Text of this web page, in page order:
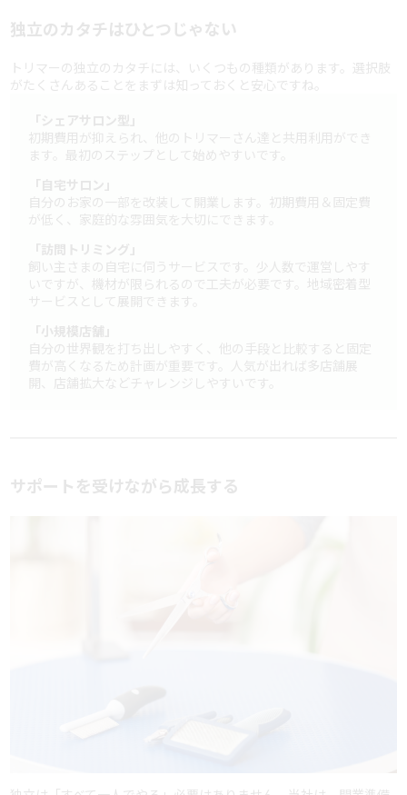
独立のカタチはひとつじゃない
トリマーの独立のカタチには、いくつもの種類があります。選択肢
がたくさんあることをまずは知っておくと安心ですね。
「シェアサロン型」
初期費用が抑えられ、他のトリマーさん達と共用利用ができ
ます。最初のステップとして始めやすいです。
「自宅サロン」
自分のお家の一部を改装して開業します。初期費用＆固定費
が低く、家庭的な雰囲気を大切にできます。
「訪問トリミング」
飼い主さまの自宅に伺うサービスです。少人数で運営しやす
いですが、機材が限られるので工夫が必要です。地域密着型
サービスとして展開できます。
「小規模店舗」
自分の世界観を打ち出しやすく、他の手段と比較すると固定
費が高くなるため計画が重要です。人気が出れば多店舗展
開、店舗拡大などチャレンジしやすいです。
サポートを受けながら成長する